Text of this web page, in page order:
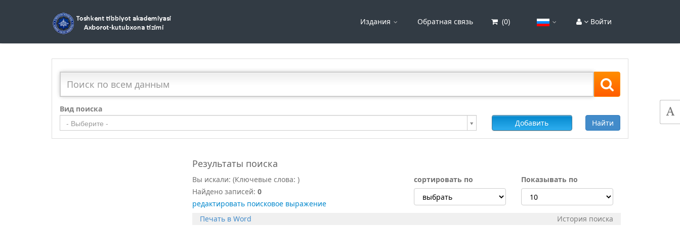
Издания Обратная связь (0) Войти
Вид поиска
- Выберите - Добавить Найти
Результаты поиска
Вы искали: (Ключевые слова: )
Найдено записей: 0
редактировать поисковое выражение
сортировать по Показывать по
Печать в Word История поиска